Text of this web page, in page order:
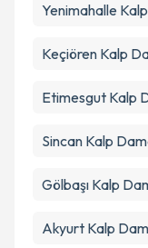
Yenimahalle
Keçiören Kalp
Etimesgut Kalp
Sincan Kalp
Gölbaşı Kalp
Akyurt Kalp